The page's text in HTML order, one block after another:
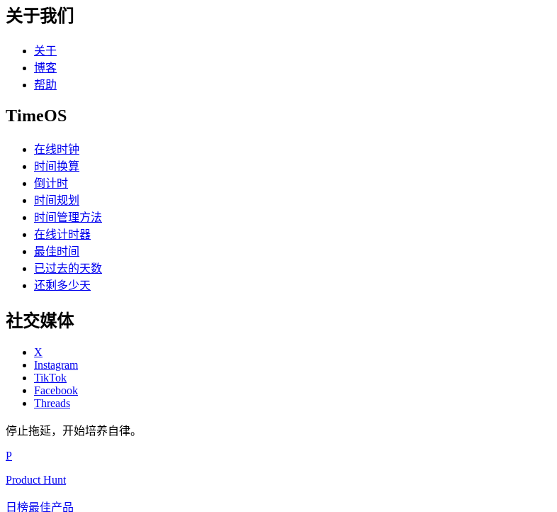
关于我们
关于
博客
帮助
TimeOS
在线时钟
时间换算
倒计时
时间规划
时间管理方法
在线计时器
最佳时间
已过去的天数
还剩多少天
社交媒体
X
Instagram
TikTok
Facebook
Threads
停止拖延，开始培养自律。
P
Product Hunt
日榜最佳产品